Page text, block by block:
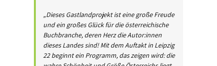
„Dieses Gastlandprojekt ist eine große Freude
und ein großes Glück für die österreichische
Buchbranche, deren Herz die Autor:innen
dieses Landes sind! Mit dem Auftakt in Leipzig
22 beginnt ein Programm, das zeigen wird: die